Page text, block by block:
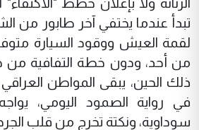
الرنانة ولا بإعلان خطط "الاكتفاء"
تبدأ عندما يختفي آخر طابور من
لقمة العيش ووقود السيارة
من أحد، ودون خطة التفافية من
ذلك الحين، يبقى المواطن
في رواية الصمود اليومي،
سوداوية، ونكتة تخرج من قلب